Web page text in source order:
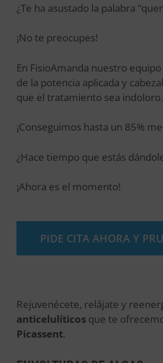
¿Te ha asustado la palabra
¡No te preocupes!
En FisioAmanda nuestro
de la potencia aplicada y
que el tratamiento sea indoloro.
¡Conseguimos hasta un 85%
¿Hace tiempo que estás
¡Ahora es el momento!
PIDE CITA AHORA Y
Rejuvenécete, relájate y
anticelulíticosque te
Picassent.